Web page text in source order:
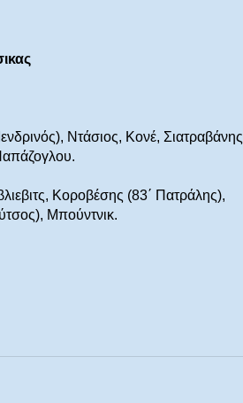
Ντάσιος, Κονέ, Σιατραβάνης
Κοροβέσης (83΄ Πατράλης),
Μπούντνικ.